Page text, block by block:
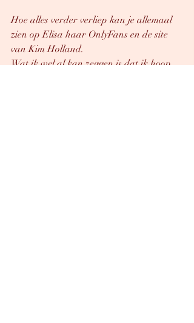
Hoe alles verder verliep kan je allemaal
zien op Elisa haar OnlyFans en de site
van Kim Holland.
Wat ik wel al kan zeggen is dat ik hoop